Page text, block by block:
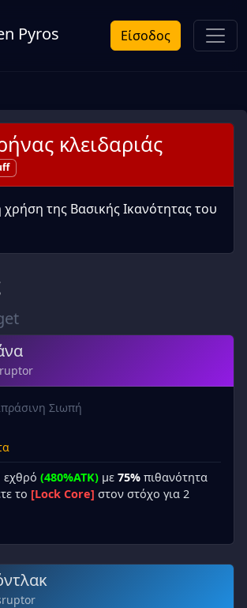
Pyros Είσοδος
κλειδαριάς
της Βασικής Ικανότητας του
Σιωπή
εχθρό (480%ATK) με 75% πιθανότητα
το [Lock Core] στον στόχο για 2